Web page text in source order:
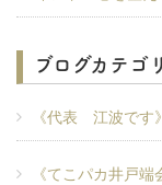
ブログカテゴリ
《代表 江波です》
《てこパカ井戸端